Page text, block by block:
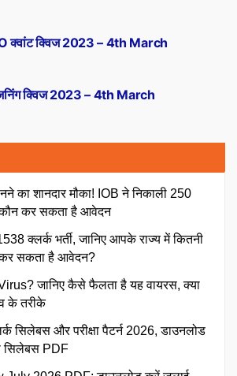
क्विज 2023 – 4th March
क्वांट क्विज 2023 – 4th March
का शानदार मौका! IOB ने निकाली 250
कौन कर सकता है आवेदन
क्लर्क भर्ती, जानिए आपके राज्य में कितनी
सकता है आवेदन?
जानिए कैसे फैलता है यह वायरस, क्या
के तरीके
सिलेबस और परीक्षा पैटर्न 2026, डाउनलोड
सिलेबस PDF